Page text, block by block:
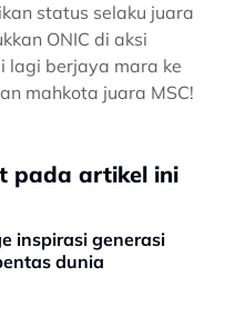
status selaku juara
ONIC di aksi
lagi berjaya mara ke
mahkota juara MSC!
pada artikel ini
inspirasi generasi
dunia